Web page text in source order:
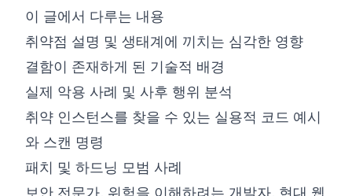
이 글에서 다루는 내용
취약점 설명 및 생태계에 끼치는 심각한 영향
결함이 존재하게 된 기술적 배경
실제 악용 사례 및 사후 행위 분석
취약 인스턴스를 찾을 수 있는 실용적 코드 예시
와 스캔 명령
패치 및 하드닝 모범 사례
보안 전문가, 위험을 이해하려는 개발자, 현대 웹